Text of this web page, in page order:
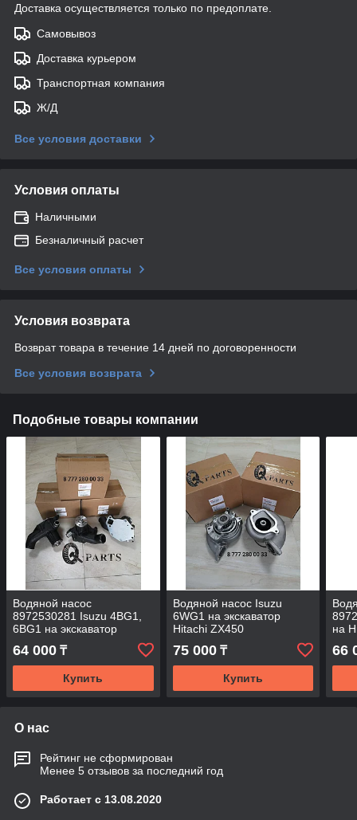
Доставка осуществляется только по предоплате.
Самовывоз
Доставка курьером
Транспортная компания
Ж/Д
Все условия доставки
Условия оплаты
Наличными
Безналичный расчет
Все условия оплаты
Условия возврата
Возврат товара в течение 14 дней по договоренности
Все условия возврата
Подобные товары компании
Водяной насос
8972530281 Isuzu 4BG1,
6BG1 на экскаватор
Hitachi ZX250
64 000 ₸
Купить
Водяной насос Isuzu
6WG1 на экскаватор
Hitachi ZX450
75 000₸
Купить
на
66
О нас
Рейтинг не сформирован
Менее 5 отзывов за последний год
Работает с 13.08.2020